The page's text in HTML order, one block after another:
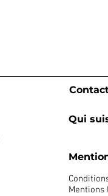
Qui
Mentions